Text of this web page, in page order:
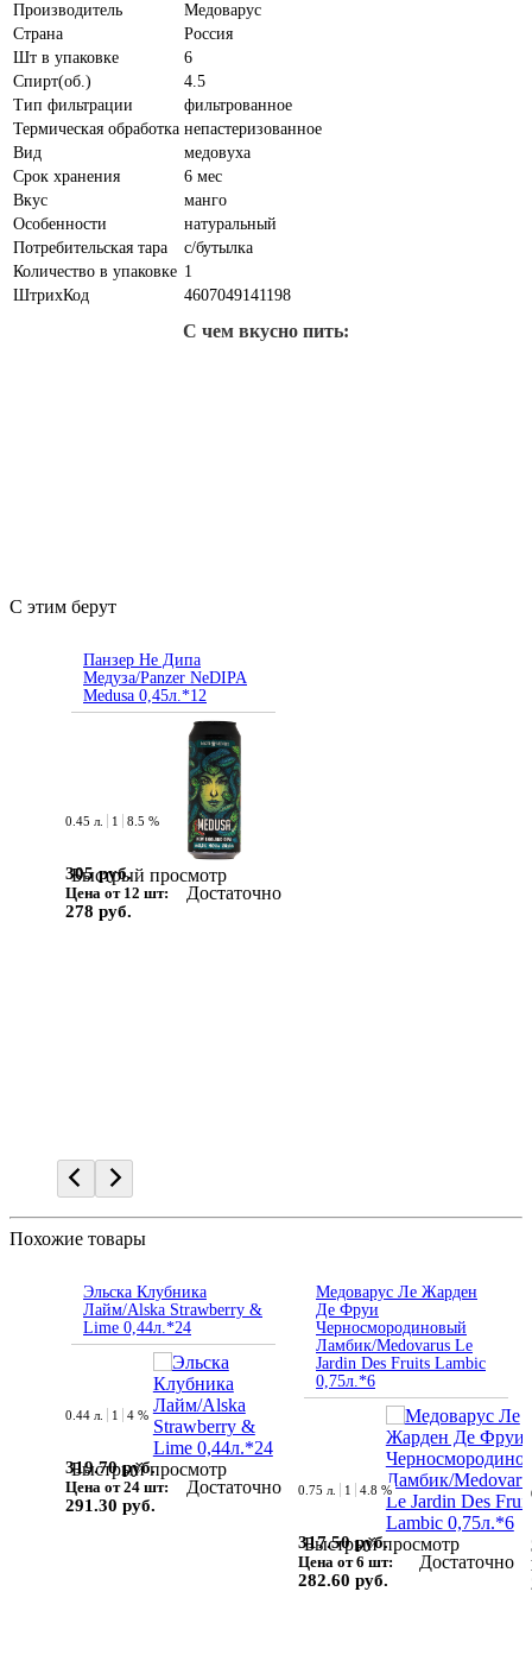
Производитель
Медоварус
Страна
Россия
Шт в упаковке
6
Спирт(об.)
4.5
Тип фильтрации
фильтрованное
Термическая обработка непастеризованное
Вид
медовуха
Срок хранения
6 мес
Вкус
манго
Особенности
натуральный
Потребительская тара
с/бутылка
Количество в упаковке 1
ШтрихКод
4607049141198
С чем вкусно пить:
С этим берут
Панзер Не Дипа
Медуза/Panzer NeDIPA
Medusa 0,45л.*12
Быстрый просмотр
0.45 л. 1 8.5 %
305 руб.
Цена от 12 шт:
278 руб.
Достаточно
Похожие товары
Эльска Клубника
Лайм/Alska Strawberry &
Lime 0,44л.*24
Быстрый просмотр
0.44 л. 1 4 %
319.70 руб.
Цена от 24 шт:
291.30 руб.
Достаточно
Медоварус Ле Жарден
Де Фруи
Черносмородиновый
Ламбик/Medovarus Le
Jardin Des Fruits Lambic
0,75л.*6
Быстрый просмотр
0.75 л. 1 4.8 %
317.50 руб.
Цена от 6 шт:
282.60 руб.
Достаточно